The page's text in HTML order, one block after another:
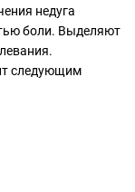
недуга
боли. Выделяют
следующим